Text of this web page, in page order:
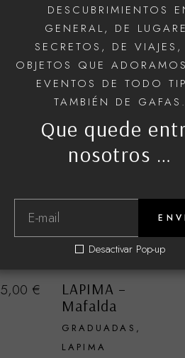
€
LAPIMA –
Mafalda
GRADUADAS
LAPIMA
DESCUBRIMIENTOS
GENERAL, DE
SECRETOS, DE VIAJES,
OBJETOS QUE
EVENTOS DE TODO
TAMBIÉN DE GAFAS.
Que quede
nosotros …
Desactivar Pop-up